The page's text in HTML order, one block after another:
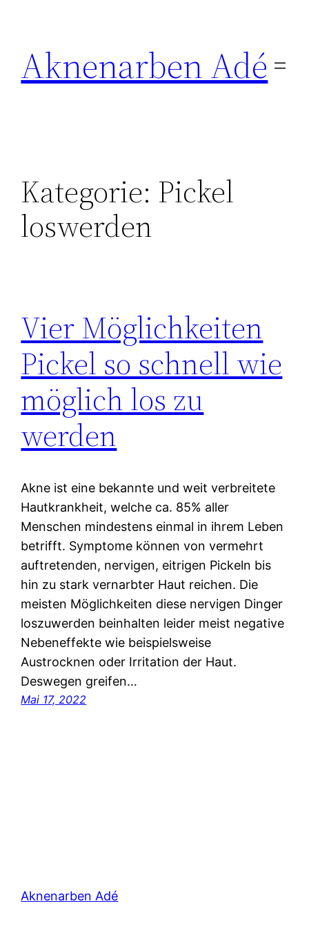
springen
Aknenarben Adé
Kategorie: Pickel
loswerden
Vier Möglichkeiten
Pickel so schnell wie
möglich los zu
werden
Akne ist eine bekannte und weit verbreitete
Hautkrankheit, welche ca. 85% aller
Menschen mindestens einmal in ihrem Leben
betrifft. Symptome können von vermehrt
auftretenden, nervigen, eitrigen Pickeln bis
hin zu stark vernarbter Haut reichen. Die
meisten Möglichkeiten diese nervigen Dinger
loszuwerden beinhalten leider meist negative
Nebeneffekte wie beispielsweise
Austrocknen oder Irritation der Haut.
Deswegen greifen…
Mai 17, 2022
Aknenarben Adé